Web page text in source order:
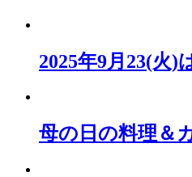
2025年9月23(火
母の日の料理＆